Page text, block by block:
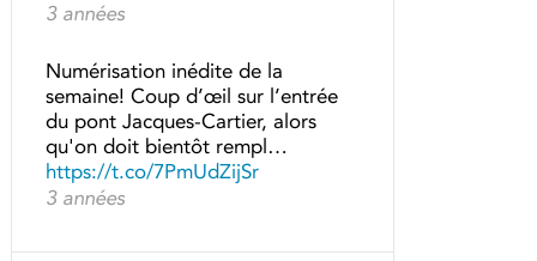
3 années
Numérisation inédite de la
semaine! Coup d’œil sur l’entrée
du pont Jacques-Cartier, alors
qu'on doit bientôt rempl…
https://t.co/7PmUdZijSr
3 années